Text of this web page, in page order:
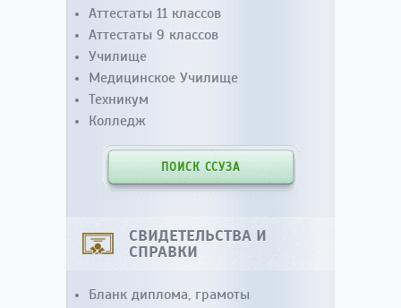
Аттестаты 11 классов
Аттестаты 9 классов
Училище
Медицинское Училище
Техникум
Колледж
ПОИСК ССУЗА
СВИДЕТЕЛЬСТВА И
СПРАВКИ
Бланк диплома, грамоты